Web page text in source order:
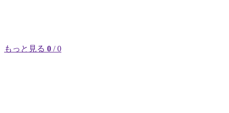
もっと見る 0 / 0